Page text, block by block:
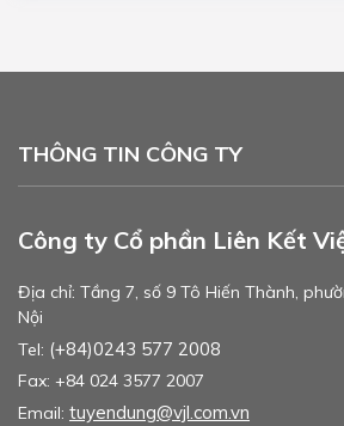
THÔNG TIN CÔNG TY
Công ty Cổ phần Liên Kết
Địa chỉ: Tầng 7, số 9 Tô Hiến Thành,
Nội
Tel: (+84)0243 577 2008
Fax: +84 024 3577 2007
Email: tuyendung@vjl.com.vn